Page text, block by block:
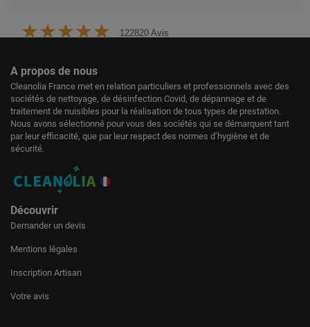
122820 Avis
A propos de nous
Cleanolia France met en relation particuliers et professionnels avec des
sociétés de nettoyage, de désinfection Covid, de dépannage et de
traitement de nuisibles pour la réalisation de tous types de prestation.
Nous avons sélectionné pour vous des sociétés qui se démarquent tant
par leur efficacité, que par leur respect des normes d’hygiène et de
sécurité.
Découvrir
Demander un devis
Mentions légales
Inscription Artisan
Votre avis